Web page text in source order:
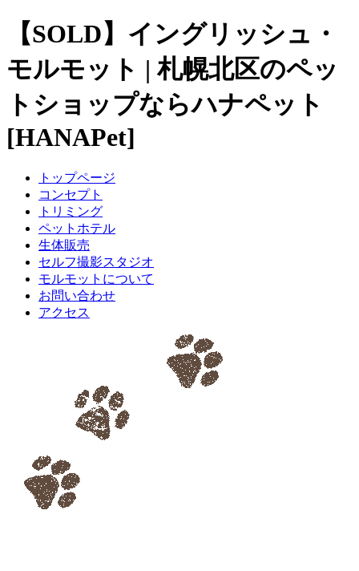
【SOLD】イングリッシュ・
モルモット | 札幌北区のペッ
トショップならハナペット
[HANAPet]
トップページ
コンセプト
トリミング
ペットホテル
生体販売
セルフ撮影スタジオ
モルモットについて
お問い合わせ
アクセス